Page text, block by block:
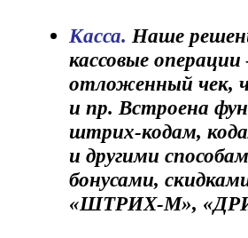
Касса. Наше
кассовые
отложенный чек,
и пр. Встроена
штрих-кодам,
и другими
бонусами,
«ШТРИХ-М»,